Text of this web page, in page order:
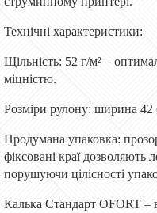
Технічні характеристики:
Щільність: 52 г/м² –
міцністю.
Розміри рулону: ширина
Продумана упаковка:
фіксовані краї дозволяють
порушуючи цілісності
Калька Стандарт OFORT –